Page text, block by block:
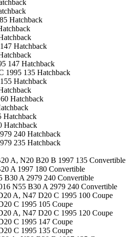
Hatchback
Hatchback
147 Hatchback
1995 135 Hatchback
Hatchback
Hatchback
Hatchback
Hatchback
240 Hatchback
235 Hatchback
A, N20 B20 B 1997 135 Convertible
A 1997 180 Convertible
A 2979 240 Convertible
N55 B30 A 2979 240 Convertible
A, N47 D20 C 1995 100 Coupe
C 1995 105 Coupe
A, N47 D20 C 1995 120 Coupe
C 1995 147 Coupe
C 1995 135 Coupe